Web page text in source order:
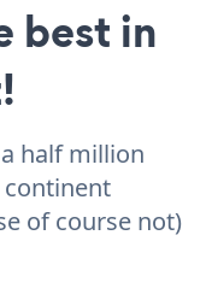
best in
half million
continent
of course not)